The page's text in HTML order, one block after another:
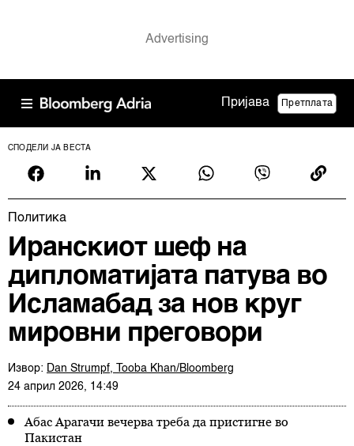
Пријава Претплата
СПОДЕЛИ ЈА ВЕСТА
Политика
Иранскиот шеф на
дипломатијата патува во
Исламабад за нов круг
мировни преговори
Извор: Dan Strumpf, Tooba Khan/Bloomberg
24 април 2026, 14:49
Абас Арагачи вечерва треба да пристигне во
Пакистан